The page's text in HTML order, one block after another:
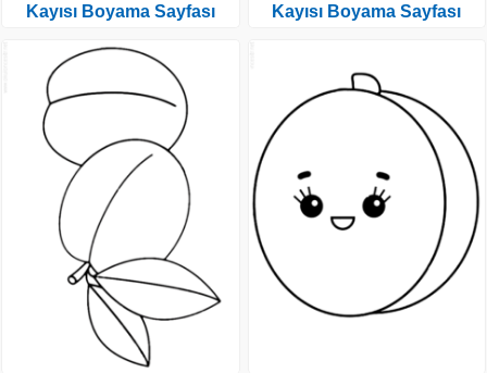
Kayısı Boyama Sayfası Kayısı Boyama Sayfası